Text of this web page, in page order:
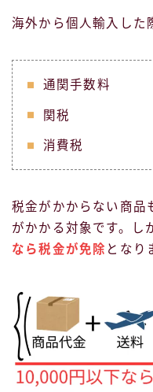
海外から個人輸入した
通関手数料
関税
消費税
税金がかからない商品
がかかる対象です。し
なら税金が免除 となり